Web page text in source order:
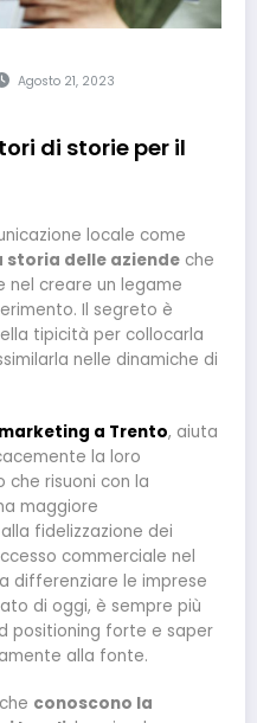
Agosto 21, 2023
di storie per il
locale come
storia delle aziende che
nel creare un legame
Il segreto è
tipicità per collocarla
nelle dinamiche di
a Trento, aiuta
la loro
che risuoni con la
maggiore
fidelizzazione dei
commerciale nel
differenziare le imprese
di oggi, è sempre più
positioning forte e saper
alla fonte.
conoscono la